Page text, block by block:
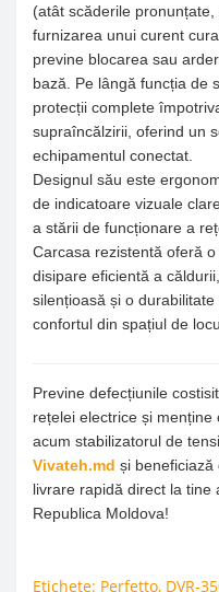
(atât scăderile
furnizarea unui curent
previne blocarea sau
bază. Pe lângă funcția de
protecții complete
supraîncălzirii, oferind un
echipamentul conectat.
Designul său este
de indicatoare vizuale
a stării de funcționare a
Carcasa rezistentă oferă
disipare eficientă a
silențioasă și o
confortul din spațiul de
Previne defecțiunile
rețelei electrice și
acum stabilizatorul de
Vivateh.md și beneficiază
livrare rapidă direct la tine
Republica Moldova!
Etichete: Perfetto, DVR-